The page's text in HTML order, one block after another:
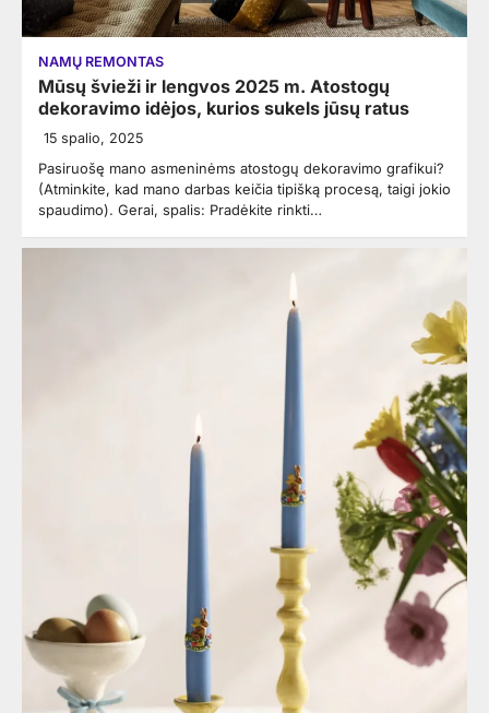
NAMŲ REMONTAS
Mūsų švieži ir lengvos 2025 m. Atostogų
dekoravimo idėjos, kurios sukels jūsų ratus
15 spalio, 2025
Pasiruošę mano asmeninėms atostogų dekoravimo grafikui?
(Atminkite, kad mano darbas keičia tipišką procesą, taigi jokio
spaudimo). Gerai, spalis: Pradėkite rinkti…